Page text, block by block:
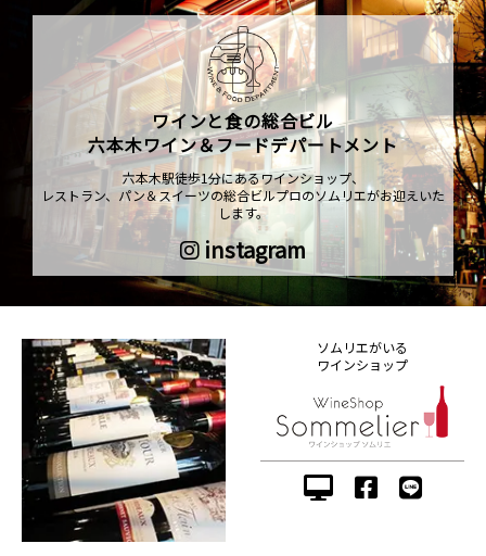
ワインと食の総合ビル
六本木ワイン＆フードデパートメント
六本木駅徒歩1分にあるワインショップ、
レストラン、パン＆スイーツの総合ビルプロのソムリエがお迎えいた
します。
instagram
ソムリエがいる
ワインショップ